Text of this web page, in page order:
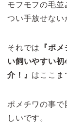
モフモフの毛並
つい手放せない
それでは
『ポ
い飼いやすい
介！
』 はここま
ポメチワの事
しいです。